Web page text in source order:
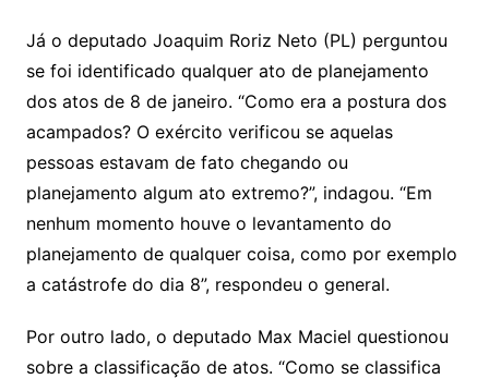
Já o deputado Joaquim Roriz Neto (PL) perguntou
se foi identificado qualquer ato de planejamento
dos atos de 8 de janeiro. “Como era a postura dos
acampados? O exército verificou se aquelas
pessoas estavam de fato chegando ou
planejamento algum ato extremo?”, indagou. “Em
nenhum momento houve o levantamento do
planejamento de qualquer coisa, como por exemplo
a catástrofe do dia 8”, respondeu o general.
Por outro lado, o deputado Max Maciel questionou
sobre a classificação de atos. “Como se classifica